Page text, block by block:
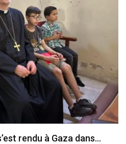
rendu à Gaza dans…